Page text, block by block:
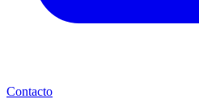
Contacto